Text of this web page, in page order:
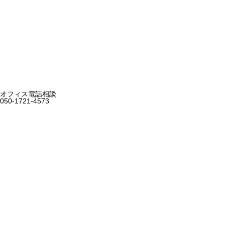
オフィス電話相談
050-1721-4573